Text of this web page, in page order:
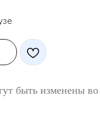
быть изменены